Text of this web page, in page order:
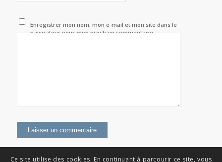
Enregistrer mon nom, mon e-mail et mon site dans le
navigateur pour mon prochain commentaire.
Ce site utilise des cookies. En continuant à parcourir ce site, vous